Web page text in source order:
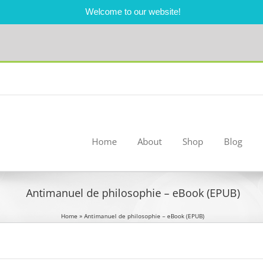
Welcome to our website!
Home About Shop Blog
Antimanuel de philosophie – eBook (EPUB)
Home » Antimanuel de philosophie – eBook (EPUB)